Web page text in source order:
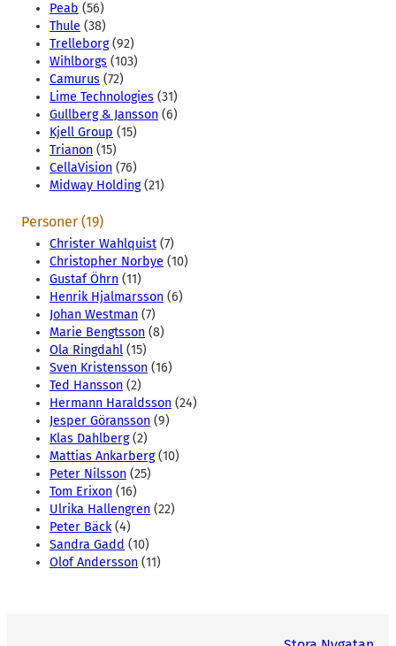
Peab (56)
Thule (38)
Trelleborg(92)
Wihlborgs (103)
Camurus (72)
Lime Technologies (31)
Gullberg & Jansson (6)
Kjell Group (15)
Trianon (15)
CellaVision (76)
Midway Holding(21)
Personer (19)
Christer Wahlquist (7)
Christopher Norbye (10)
Gustaf Öhrn (11)
Henrik Hjalmarsson (6)
Johan Westman (7)
Marie Bengtsson (8)
Ola Ringdahl (15)
Sven Kristensson (16)
Ted Hansson (2)
Hermann Haraldsson (24)
Jesper Göransson (9)
Klas Dahlberg(2)
Mattias Ankarberg(10)
Peter Nilsson (25)
Tom Erixon (16)
Ulrika Hallengren (22)
Peter Bäck(4)
Sandra Gadd (10)
Olof Andersson (11)